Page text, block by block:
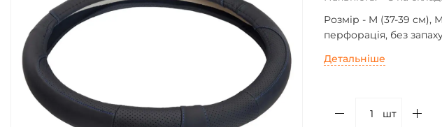
Розмір - M (37-39 см),
перфорація, без
Детальніше
шт